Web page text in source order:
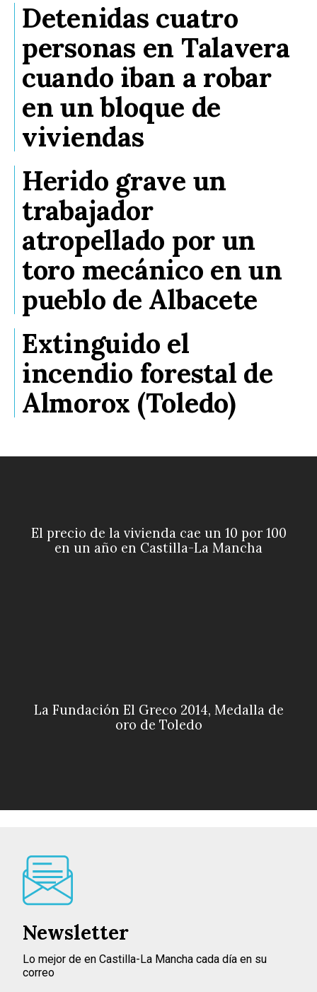
Detenidas cuatro
personas en Talavera
cuando iban a robar
en un bloque de
viviendas
Herido grave un
trabajador
atropellado por un
toro mecánico en un
pueblo de Albacete
Extinguido el
incendio forestal de
Almorox (Toledo)
El precio de la vivienda cae un 10 por 100
en un año en Castilla-La Mancha
La Fundación El Greco 2014, Medalla de
oro de Toledo
Newsletter
Lo mejor de en Castilla-La Mancha cada día en su
correo